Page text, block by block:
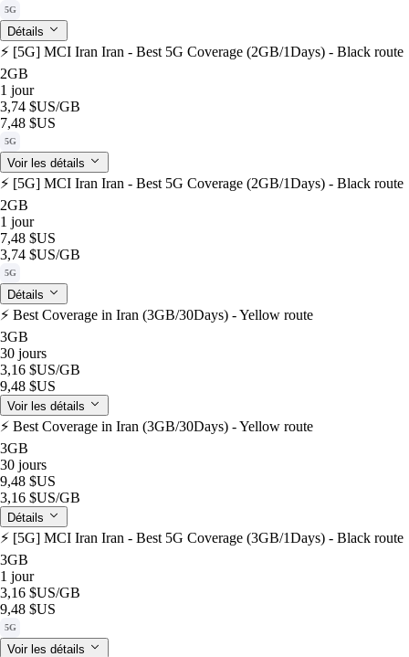
5G
Détails
⚡️ [5G] MCI Iran Iran - Best 5G Coverage (2GB/1Days) - Black route
2GB
1 jour
3,74 $US/GB
7,48 $US
5G
Voir les détails
⚡️ [5G] MCI Iran Iran - Best 5G Coverage (2GB/1Days) - Black route
2GB
1 jour
7,48 $US
3,74 $US/GB
5G
Détails
⚡️ Best Coverage in Iran (3GB/30Days) - Yellow route
3GB
30 jours
3,16 $US/GB
9,48 $US
Voir les détails
⚡️ Best Coverage in Iran (3GB/30Days) - Yellow route
3GB
30 jours
9,48 $US
3,16 $US/GB
Détails
⚡️ [5G] MCI Iran Iran - Best 5G Coverage (3GB/1Days) - Black route
3GB
1 jour
3,16 $US/GB
9,48 $US
5G
Voir les détails